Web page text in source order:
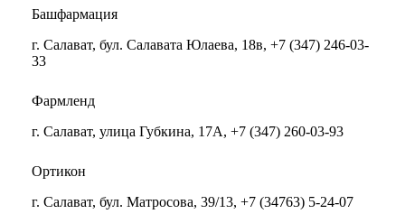
Башфармация
г. Салават, бул. Салавата Юлаева, 18в, +7 (347) 246-03-
33
Фармленд
г. Салават, улица Губкина, 17А, +7 (347) 260-03-93
Ортикон
г. Салават, бул. Матросова, 39/13, +7 (34763) 5-24-07